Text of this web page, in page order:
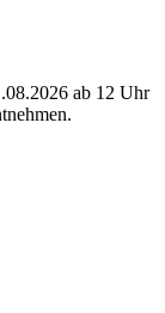
ab 12 Uhr